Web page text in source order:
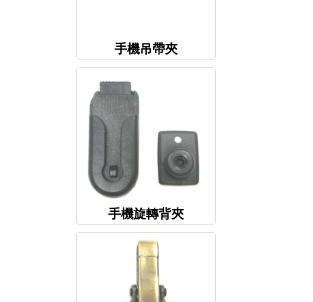
手機吊帶夾
手機旋轉背夾